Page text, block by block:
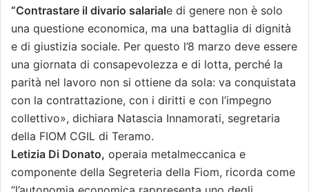
“Contrastare il divario salariale di genere non è solo
una questione economica, ma una battaglia di dignità
e di giustizia sociale. Per questo l’8 marzo deve essere
una giornata di consapevolezza e di lotta, perché la
parità nel lavoro non si ottiene da sola: va conquistata
con la contrattazione, con i diritti e con l’impegno
collettivo», dichiara Natascia Innamorati, segretaria
della FIOM CGIL di Teramo.
Letizia Di Donato, operaia metalmeccanica e
componente della Segreteria della Fiom, ricorda come